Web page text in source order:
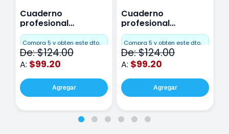
Cuaderno
profesional
Miquelrius Emotions
Cuadro Chico 80
hojas Rosa
Compra 5 y obten este dto.
De: $124.00
A: $99.20
Agregar
Cuaderno
profesional
Miquelrius Emotions
raya 80 hojas
Purpura
Compra 5 y obten este dto.
De: $124.00
A: $99.20
Agregar